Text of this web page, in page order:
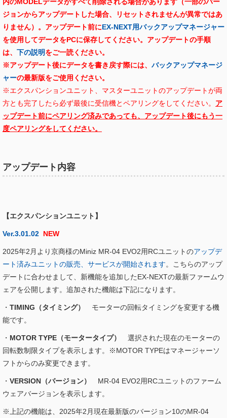
ジョンからアップデートした場合、リセットされませんが異常ではあ
りません）。アップデート前にEX-NEXT用バックアップマネージャー
を使用してデータをPCに保存してください。 アップデートの手順
は、 下の説明をご一読ください。
※アップデート後にデータを書き戻す際には、 バックアップマネージ
ャーの最新版をご使用ください。
※エクスパンションユニット、マスターユニットのアップデートが両
方とも完了したら必ず最後に受信機とペアリングをしてください。 ア
ップデート前にペアリング済みであっても、アップデート後にもう一
度ペアリングをしてください。
アップデート内容
【エクスパンションユニット】
Ver.3.01.02 NEW
2025年2月より京商様のMiniz MR-04 EVO2用RCユニットのアップデ
ート済みユニットの販売、サービスが開始されます。こちらのアップ
デートに合わせまして、新機能を追加したEX-NEXTの最新ファームウ
ェアを公開します。追加された機能は下記になります。
・ TIMING（タイミング）
モーターの回転タイミングを変更する機
能です。
・ MOTOR TYPE（モータータイプ）
選択された現在のモーターの
回転数制限タイプを表示します。※MOTOR TYPEはマネージャーソ
フトからのみ変更できます。
・ VERSION（バージョン）
MR-04 EVO2用RCユニットのファーム
ウェアバージョンを表示します。
※上記の機能は、2025年2月現在最新版のバージョン10のMR-04